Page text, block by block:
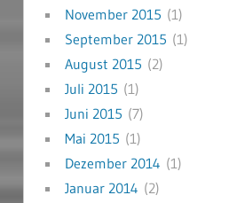
November 2015 (1)
September 2015 (1)
August 2015 (2)
Juli 2015 (1)
Juni 2015 (7)
Mai 2015 (1)
Dezember 2014 (1)
Januar 2014 (2)